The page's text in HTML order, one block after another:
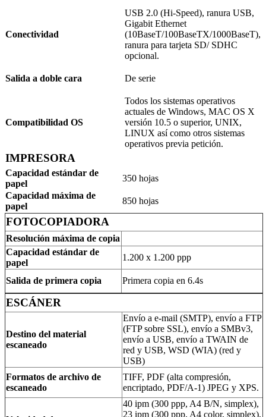
Conectividad
USB 2.0 (Hi-Speed), ranura USB,
Gigabit Ethernet
(10BaseT/100BaseTX/1000BaseT),
ranura para tarjeta SD/ SDHC
opcional.
Salida a doble cara De serie
Compatibilidad OS
Todos los sistemas operativos
actuales de Windows, MAC OS X
versión 10.5 o superior, UNIX,
LINUX así como otros sistemas
operativos previa petición.
Capacidad estándar de
papel
350 hojas
Capacidad máxima de
papel
850 hojas
IMPRESORA
FOTOCOPIADORA
Resolución máxima de copia
Capacidad estándar de
papel
1.200 x 1.200 ppp
Salida de primera copia Primera copia en 6.4s
ESCÁNER
Destino del material
escaneado
Envío a e-mail (SMTP), envío a FTP
(FTP sobre SSL), envío a SMBv3,
envío a USB, envío a TWAIN de
red y USB, WSD (WIA) (red y
USB)
Formatos de archivo de
escaneado
TIFF, PDF (alta compresión,
encriptado, PDF/A-1) JPEG y XPS.
40 ipm (300 ppp, A4 B/N, simplex),
23 ipm (300 ppp, A4 color, simplex),